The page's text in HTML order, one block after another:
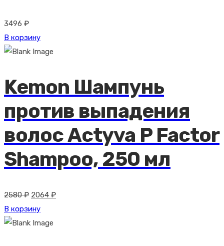
3496 ₽
В корзину
Kemon Шампунь
против выпадения
волос Actyva P Factor
Shampoo, 250 мл
2580₽ Первоначальная
цена
составляла
2064 ₽Текущая
В корзину